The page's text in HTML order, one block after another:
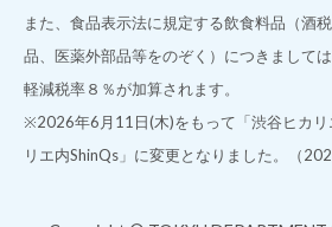
また、食品表示法に規定する飲食料品（酒
品、医薬外部品等をのぞく）につきまして
軽減税率８％が加算されます。
※2026年6月11日(木)をもって「渋谷ヒカリ
リエ内ShinQs」に変更となりました。（